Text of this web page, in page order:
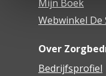
Mijn Boek
Webwinkel De
Over
Bedrijfsprofiel